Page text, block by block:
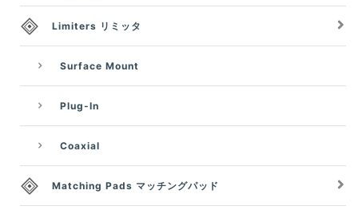
Limiters リミッタ
Surface Mount
Plug-In
Coaxial
Matching Pads マッチングパッド